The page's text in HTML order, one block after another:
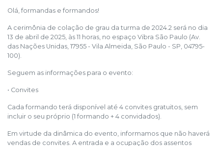
Olá, formandas e formandos!
A cerimônia de colação de grau da turma de 2024.2 será no dia
13 de abril de 2025, às 11 horas, no espaço Vibra São Paulo (Av.
das Nações Unidas, 17955 - Vila Almeida, São Paulo - SP, 04795-
100).
Seguem as informações para o evento:
•⁠ ⁠Convites
Cada formando terá disponível até 4 convites gratuitos, sem
incluir o seu próprio (1 formando + 4 convidados).
Em virtude da dinâmica do evento, informamos que não haverá
vendas de convites. A entrada e a ocupação dos assentos